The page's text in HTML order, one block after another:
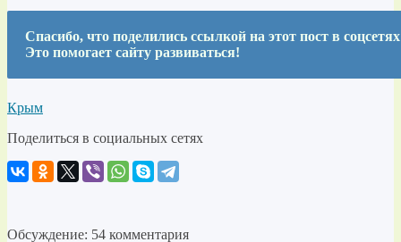
Спасибо, что поделились ссылкой на этот пост в
Это помогает сайту развиваться!
Крым
Поделиться в социальных сетях
Обсуждение: 54 комментария